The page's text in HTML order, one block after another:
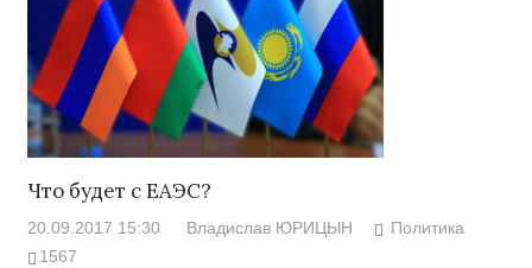
Что будет с ЕАЭС?
20.09.2017 15:30 Владислав ЮРИЦЫН
Политика
1567